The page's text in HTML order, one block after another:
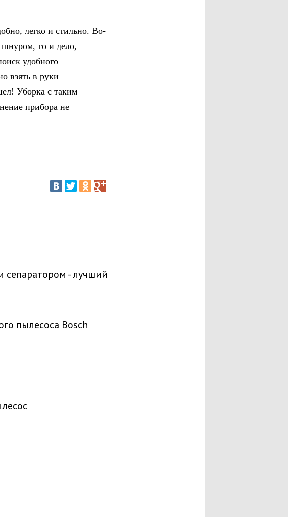
легко и стильно. Во-
шнуром, то и дело,
удобного
взять в руки
Уборка с таким
прибора не
сепаратором - лучший
пылесоса Bosch